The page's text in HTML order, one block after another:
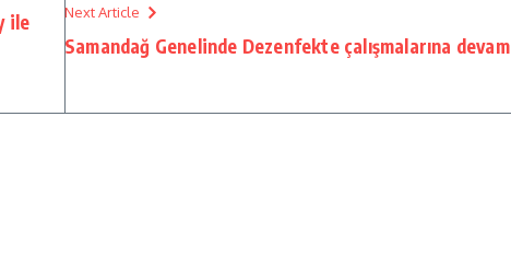
ile
Next Article
Samandağ Genelinde Dezenfekte çalışmalarına devam